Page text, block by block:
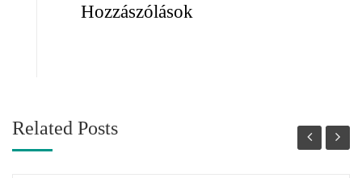
Hozzászólások
Related Posts